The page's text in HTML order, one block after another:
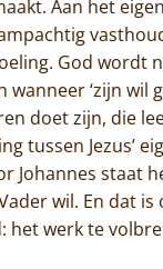
abdij
worden
Aan het
God wordt
‘zijn
doet zijn, die
tussen Jezus’
Johannes staat
wil. En dat
werk te